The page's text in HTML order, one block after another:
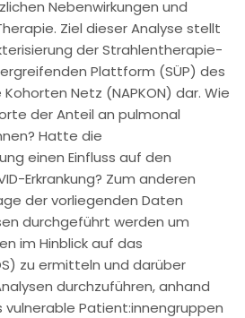
Nebenwirkungen und
Ziel dieser Analyse stellt
der Strahlentherapie-
Plattform (SÜP) des
Netz (NAPKON) dar. Wie
der Anteil an pulmonal
Hatte die
einen Einfluss auf den
Erkrankung? Zum anderen
der vorliegenden Daten
durchgeführt werden um
im Hinblick auf das
zu ermitteln und darüber
durchzuführen, anhand
Patient:innengruppen